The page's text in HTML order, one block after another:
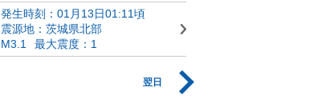
発生時刻：01月13日01:11頃
震源地：茨城県北部
M3.1
最大震度：1
翌日